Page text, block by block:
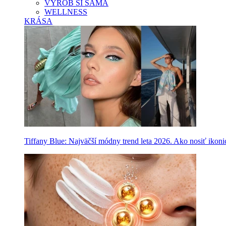
VYROB SI SAMA
WELLNESS
KRÁSA
Tiffany Blue: Najväčší módny trend leta 2026. Ako nosiť